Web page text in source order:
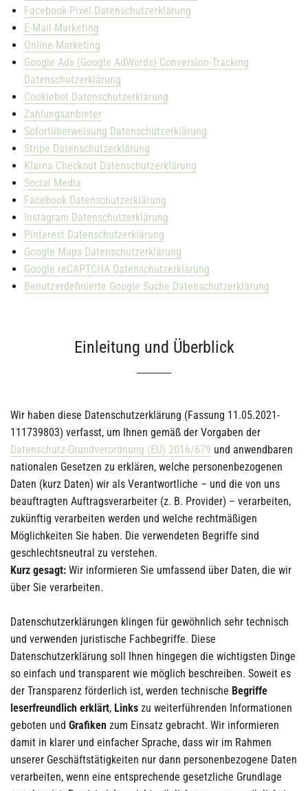
Facebook-Pixel Datenschutzerklärung
E-Mail-Marketing
Online-Marketing
Google Ads (Google AdWords) Conversion-Tracking
Datenschutzerklärung
Cookiebot Datenschutzerklärung
Zahlungsanbieter
Sofortüberweisung Datenschutzerklärung
Stripe Datenschutzerklärung
Klarna Checkout Datenschutzerklärung
Social Media
Facebook Datenschutzerklärung
Instagram Datenschutzerklärung
Pinterest Datenschutzerklärung
Google Maps Datenschutzerklärung
Google reCAPTCHA Datenschutzerklärung
Benutzerdefinierte Google Suche Datenschutzerklärung
Einleitung und Überblick
Wir haben diese Datenschutzerklärung (Fassung 11.05.2021-
111739803) verfasst, um Ihnen gemäß der Vorgaben der
Datenschutz-Grundverordnung (EU) 2016/679 und anwendbaren
nationalen Gesetzen zu erklären, welche personenbezogenen
Daten (kurz Daten) wir als Verantwortliche – und die von uns
beauftragten Auftragsverarbeiter (z. B. Provider) – verarbeiten,
zukünftig verarbeiten werden und welche rechtmäßigen
Möglichkeiten Sie haben. Die verwendeten Begriffe sind
geschlechtsneutral zu verstehen.
Kurz gesagt: Wir informieren Sie umfassend über Daten, die wir
über Sie verarbeiten.
Datenschutzerklärungen klingen für gewöhnlich sehr technisch
und verwenden juristische Fachbegriffe. Diese
Datenschutzerklärung soll Ihnen hingegen die wichtigsten Dinge
so einfach und transparent wie möglich beschreiben. Soweit es
der Transparenz förderlich ist, werden technische Begriffe
leserfreundlich erklärt, Links zu weiterführenden Informationen
geboten und Grafiken zum Einsatz gebracht. Wir informieren
damit in klarer und einfacher Sprache, dass wir im Rahmen
unserer Geschäftstätigkeiten nur dann personenbezogene Daten
verarbeiten, wenn eine entsprechende gesetzliche Grundlage